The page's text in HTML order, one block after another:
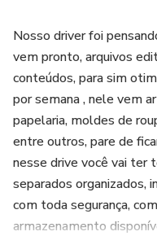
Nosso driver foi
vem pronto, arquivos
conteúdos, para sim
por semana , nele vem
papelaria, moldes de
entre outros, pare de
nesse drive você vai ter
separados organizados,
com toda segurança,
armazenamento